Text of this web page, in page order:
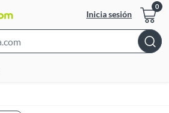
Inicia sesión
Bar